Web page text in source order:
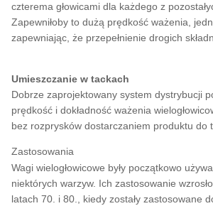
czterema głowicami dla każdego z
Zapewniłoby to dużą prędkość ważenia,
zapewniając, że przepełnienie drogich
Umieszczanie w tackach
Dobrze zaprojektowany system dystrybucji
prędkość i dokładność ważenia
bez rozprysków dostarczaniem produktu do
Zastosowania
Wagi wielogłowicowe były początkowo
niektórych warzyw. Ich zastosowanie
latach 70. i 80., kiedy zostały zastosowane